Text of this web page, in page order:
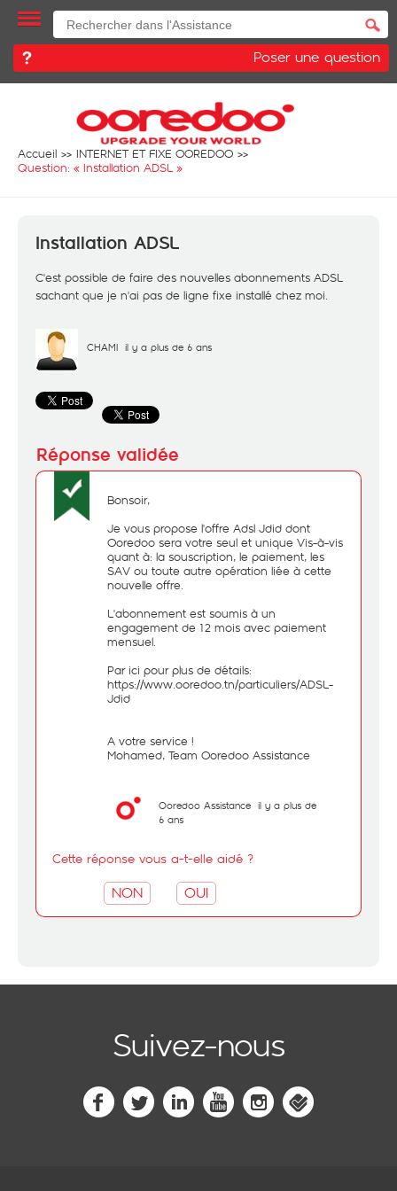
Poser une question
Accueil
INTERNET ET FIXE OOREDOO
Question: « Installation ADSL »
Installation ADSL
C'est possible de faire des nouvelles abonnements ADSL
sachant que je n'ai pas de ligne fixe installé chez moi.
CHAMI il y a plus de 6 ans
Bonsoir,
Je vous propose l'offre Adsl Jdid dont
Ooredoo sera votre seul et unique Vis-à-vis
quant à: la souscription, le paiement, les
SAV ou toute autre opération liée à cette
nouvelle offre.
L'abonnement est soumis à un
engagement de 12 mois avec paiement
mensuel.
Par ici pour plus de détails:
https://www.ooredoo.tn/particuliers/ADSL-
Jdid
A votre service !
Mohamed, Team Ooredoo Assistance
Ooredoo Assistance il y a plus de
6 ans
Cette réponse vous a-t-elle aidé ?
NON OUI
Suivez-nous